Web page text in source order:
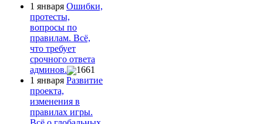
1 января Ошибки,
протесты,
вопросы по
правилам. Всё,
что требует
срочного ответа
админов.
1661
1 января Развитие
проекта,
изменения в
правилах игры.